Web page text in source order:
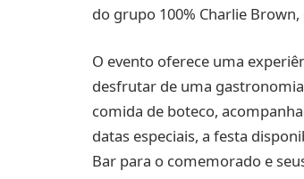
do grupo 100% Charlie
O evento oferece uma
desfrutar de uma
comida de boteco,
datas especiais, a festa
Bar para o comemorado e